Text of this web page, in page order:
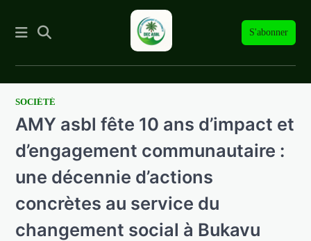
S'abonner
SkipSOCIÉTÉ
AMY asbl fête 10 ans d’impact et
d’engagement communautaire :
une décennie d’actions
concrètes au service du
changement social à Bukavu